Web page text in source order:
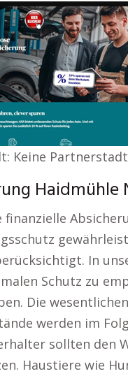
Keine
Haidmühle
In
Schutz zu
Die
werden im
sollten den
Haustiere wie